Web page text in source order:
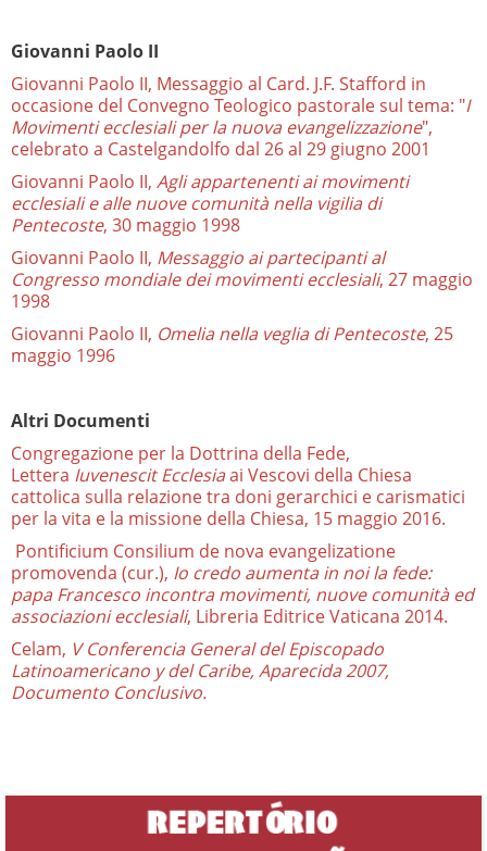
Giovanni Paolo II
Giovanni Paolo II, Messaggio al Card. J.F. Stafford in
occasione del Convegno Teologico pastorale sul tema: "I
Movimenti ecclesiali per la nuova evangelizzazione",
celebrato a Castelgandolfo dal 26 al 29 giugno 2001
Giovanni Paolo II, Agli appartenenti ai movimenti
ecclesiali e alle nuove comunità nella vigilia di
Pentecoste, 30 maggio 1998
Giovanni Paolo II, Messaggio ai partecipanti al
Congresso mondiale dei movimenti ecclesiali, 27 maggio
1998
Giovanni Paolo II, Omelia nella veglia di Pentecoste, 25
maggio 1996
Altri Documenti
Congregazione per la Dottrina della Fede,
Lettera Iuvenescit Ecclesiaai Vescovi della Chiesa
cattolica sulla relazione tra doni gerarchici e carismatici
per la vita e la missione della Chiesa, 15 maggio 2016.
Pontificium Consilium de nova evangelizatione
promovenda (cur.), Io credo aumenta in noi la fede:
papa Francesco incontra movimenti, nuove comunità ed
associazioni ecclesiali, Libreria Editrice Vaticana 2014.
Celam, V Conferencia General del Episcopado
Latinoamericano y del Caribe, Aparecida 2007,
Documento Conclusivo.